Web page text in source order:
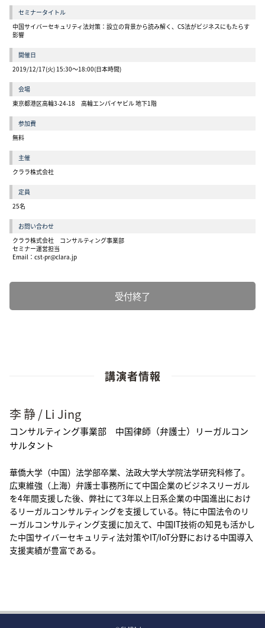
セミナータイトル
中国サイバーセキュリティ法対策：設立の背景から読み解く、CS法がビジネスにもたらす
影響
開催日
2019/12/17(火) 15:30～18:00(日本時間)
会場
東京都港区高輪3-24-18 高輪エンパイヤビル 地下1階
参加費
無料
主催
クララ株式会社
定員
25名
お問い合わせ
クララ株式会社 コンサルティング事業部
セミナー運営担当
Email： cst-pr@clara.jp
受付終了
講演者情報
李 静 / Li Jing
コンサルティング事業部 中国律師（弁護士）リーガルコン
サルタント
華僑大学（中国）法学部卒業、法政大学大学院法学研究科修了。
広東維強（上海）弁護士事務所にて中国企業のビジネスリーガル
を4年間支援した後、弊社にて3年以上日系企業の中国進出におけ
るリーガルコンサルティングを支援している。特に中国法令のリ
ーガルコンサルティング支援に加えて、中国IT技術の知見も活かし
た中国サイバーセキュリティ法対策やIT/IoT分野における中国導入
支援実績が豊富である。